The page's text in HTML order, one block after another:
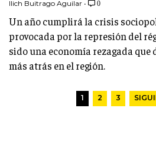
Ilich Buitrago Aguilar • 0
Un año cumplirá la crisis
provocada por la represión del
sido una economía rezagada que
más atrás en el región.
1 2 3